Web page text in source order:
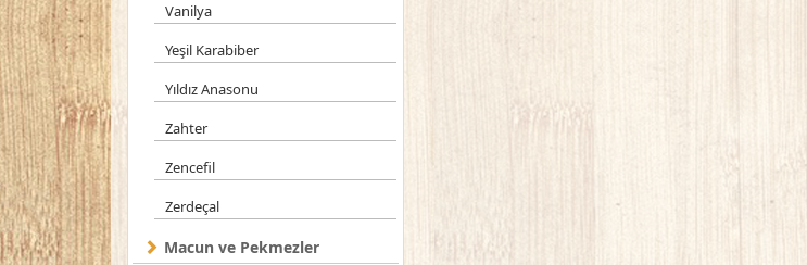
Vanilya
Yeşil Karabiber
Yıldız Anasonu
Zahter
Zencefil
Zerdeçal
Macun ve Pekmezler